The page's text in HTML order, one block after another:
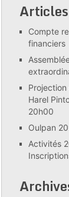
Compte
financiers
Projection
Harel
20h00
Oulpan
Activités